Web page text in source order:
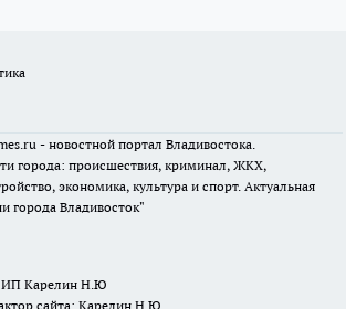
- новостной портал Владивостока.
города: происшествия, криминал, ЖКХ,
экономика, культура и спорт. Актуальная
города Владивосток"
ИП Карелин Н.Ю
сайта: Карелин Н.Ю.